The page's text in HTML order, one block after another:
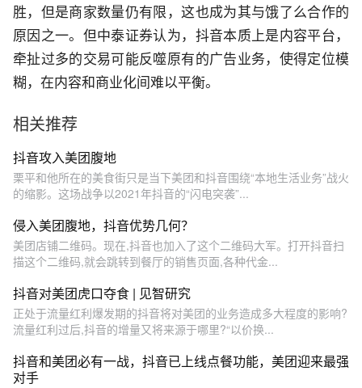
胜，但是商家数量仍有限，这也成为其与饿了么合作的
原因之一。但中泰证券认为，抖音本质上是内容平台，
牵扯过多的交易可能反噬原有的广告业务，使得定位模
糊，在内容和商业化间难以平衡。
相关推荐
抖音攻入美团腹地
栗平和他所在的美食街只是当下美团和抖音围绕“本地生活业务”战火
的缩影。这场战争以2021年抖音的“闪电突袭”...
侵入美团腹地，抖音优势几何？
美团店铺二维码。现在,抖音也加入了这个二维码大军。打开抖音扫
描这个二维码,就会跳转到餐厅的销售页面,各种代金...
抖音对美团虎口夺食 | 见智研究
正处于流量红利爆发期的抖音将对美团的业务造成多大程度的影响?
流量红利过后,抖音的增量又将来源于哪里?“以价换...
抖音和美团必有一战，抖音已上线点餐功能，美团迎来最强
对手